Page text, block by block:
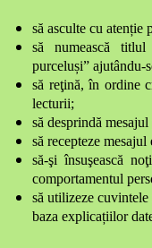
să asculte cu atenție
să numească
purceluși” ajutându-
să reţină, în ordine
lecturii;
să desprindă
să recepteze
să-şi însuşească
comportamentul
să utilizeze
baza explicațiilor